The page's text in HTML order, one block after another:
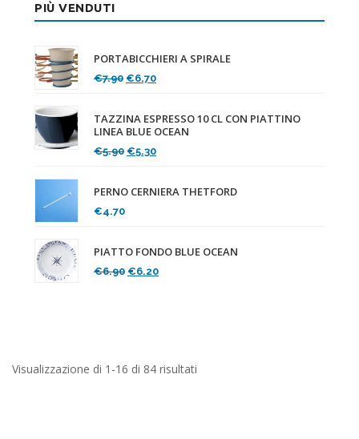
PIÙ VENDUTI
PORTABICCHIERI A SPIRALE
€7.90 Il
era:
€6.70Il
è:
TAZZINA ESPRESSO 10 CL CON PIATTINO
LINEA BLUE OCEAN
€5.90 Il
era:
€5.30Il
è:
PERNO CERNIERA THETFORD
€4.70
PIATTO FONDO BLUE OCEAN
€6.90 Il
€6.20Il
Visualizzazione di 1-16 di 84 risultati